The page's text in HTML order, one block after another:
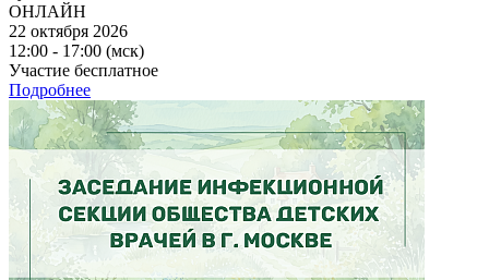
ОНЛАЙН
22 октября 2026
12:00 - 17:00 (мск)
Участие бесплатное
Подробнее